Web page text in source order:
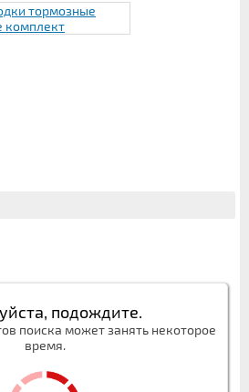
подождите.
поиска может занять некоторое
время.